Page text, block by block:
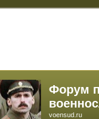
Форум
voensud.ru